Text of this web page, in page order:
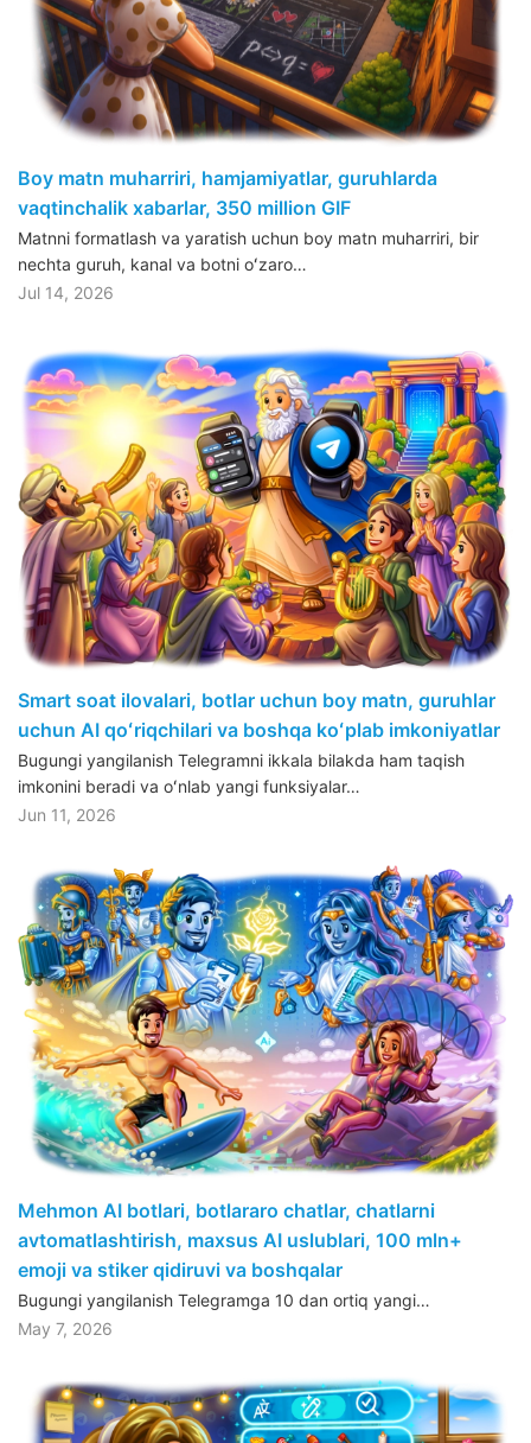
Boy matn muharriri, hamjamiyatlar, guruhlarda
vaqtinchalik xabarlar, 350 million GIF
Matnni formatlash va yaratish uchun boy matn muharriri, bir
nechta guruh, kanal va botni oʻzaro…
Jul 14, 2026
Smart soat ilovalari, botlar uchun boy matn, guruhlar
uchun AI qoʻriqchilari va boshqa koʻplab imkoniyatlar
Bugungi yangilanish Telegramni ikkala bilakda ham taqish
imkonini beradi va oʻnlab yangi funksiyalar…
Jun 11, 2026
Mehmon AI botlari, botlararo chatlar, chatlarni
avtomatlashtirish, maxsus AI uslublari, 100 mln+
emoji va stiker qidiruvi va boshqalar
Bugungi yangilanish Telegramga 10 dan ortiq yangi…
May 7, 2026